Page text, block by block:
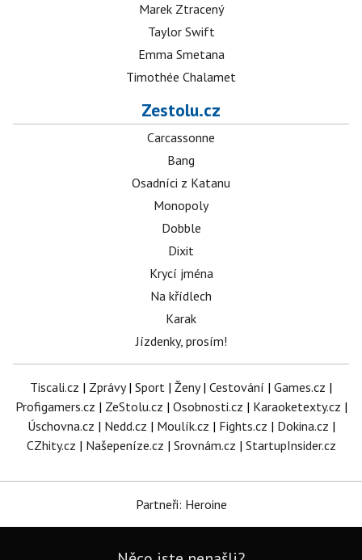
Marek Ztracený
Taylor Swift
Emma Smetana
Timothée Chalamet
Zestolu.cz
Carcassonne
Bang
Osadníci z Katanu
Monopoly
Dobble
Dixit
Krycí jména
Na křídlech
Karak
Jízdenky, prosím!
Tiscali.cz | Zprávy| Sport | Ženy| Cestování | Games.cz |
Profigamers.cz | ZeStolu.cz | Osobnosti.cz | Karaoketexty.cz |
Úschovna.cz | Nedd.cz | Moulík.cz | Fights.cz | Dokina.cz |
CZhity.cz | Našepeníze.cz | Srovnám.cz | StartupInsider.cz
Partneři: Heroine